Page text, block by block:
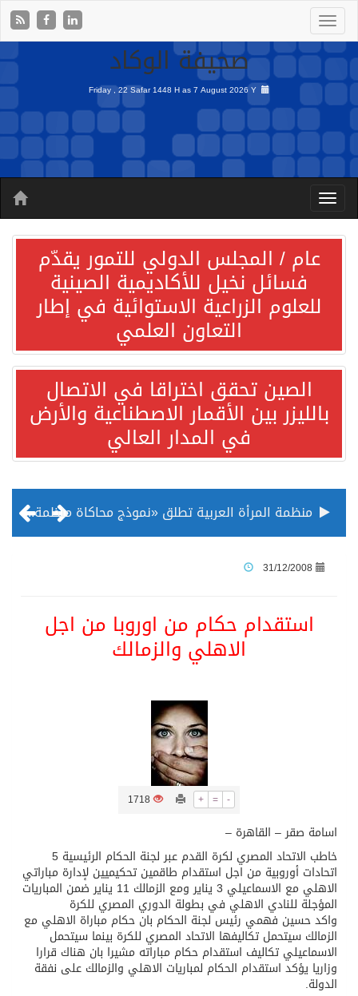
صحيفة الوكاد
Friday , 22 Safar 1448 H as7 August 2026 Y
عام / المجلس الدولي للتمور يقدّم
فسائل نخيل للأكاديمية الصينية
للعلوم الزراعية الاستوائية في إطار
التعاون العلمي
الصين تحقق اختراقا في الاتصال
بالليزر بين الأقمار الاصطناعية والأرض
في المدار العالي
منظمة المرأة العربية تطلق «نموذج محاكاة منظمة المرأة العربية للشباب» بمشاركة 10 دول عربية..غدًا
ثلة من الضابطات في الجييش الكويتي
كسوة الكعبة تعتلي البيت العتيق
31/12/2008
استقدام حكام من اوروبا من اجل
الاهلي والزمالك
+ = -
1718
اسامة صقر – القاهرة –
خاطب الاتحاد المصري لكرة القدم عبر لجنة الحكام الرئيسية 5
اتحادات أوروبية من اجل استقدام طاقمين تحكيميين لإدارة مباراتي
الاهلي مع الاسماعيلي 3 يناير ومع الزمالك 11 يناير ضمن المباريات
المؤجلة للنادي الاهلي في بطولة الدوري المصري للكرة
واكد حسين فهمي رئيس لجنة الحكام بان حكام مباراة الاهلي مع
الزمالك سيتحمل تكاليفها الاتحاد المصري للكرة بينما سيتحمل
الاسماعيلي تكاليف استقدام حكام مباراته مشيرا بان هناك قرارا
وزاريا يؤكد استقدام الحكام لمباريات الاهلي والزمالك على نفقة
الدولة.